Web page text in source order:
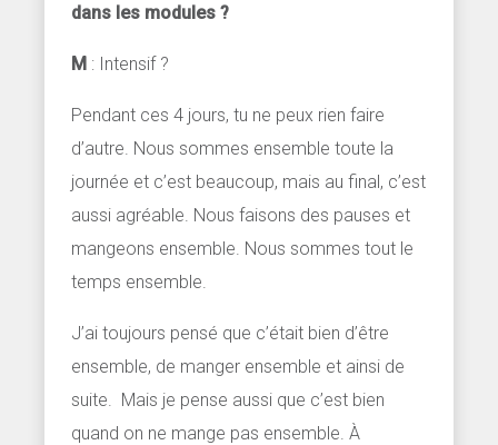
dans les modules ?
M : Intensif ?
Pendant ces 4 jours, tu ne peux rien faire
d’autre. Nous sommes ensemble toute la
journée et c’est beaucoup, mais au final, c’est
aussi agréable. Nous faisons des pauses et
mangeons ensemble. Nous sommes tout le
temps ensemble.
J’ai toujours pensé que c’était bien d’être
ensemble, de manger ensemble et ainsi de
suite. Mais je pense aussi que c’est bien
quand on ne mange pas ensemble. À